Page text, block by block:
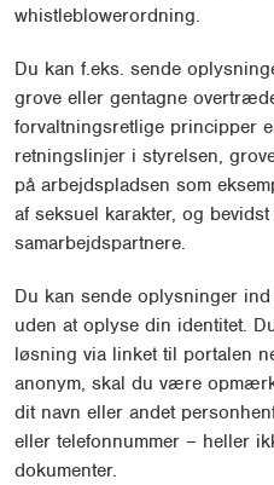
whistleblowerordning.
Du kan f.eks. sende
grove eller gentagne
forvaltningsretlige principper
retningslinjer i styrelsen,
på arbejdspladsen som
af seksuel karakter, og
samarbejdspartnere.
Du kan sende oplysninger
uden at oplyse din identitet.
løsning via linket til portalen
anonym, skal du være
dit navn eller andet
eller telefonnummer – heller
dokumenter.